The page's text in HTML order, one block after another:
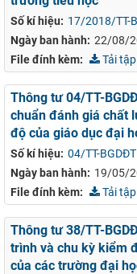
Số kí hiệu: 17/2018/TT-
Ngày ban hành: 22/08/
File đính kèm: Tải
Số kí hiệu: 04/TT-BGDĐT
Ngày ban hành: 19/05/
Thông tư 04/TT-
chuẩn đánh giá chất
độ của giáo dục đại
File đính kèm: Tải
Thông tư 38/TT-
trình và chu kỳ kiểm
của các trường đại